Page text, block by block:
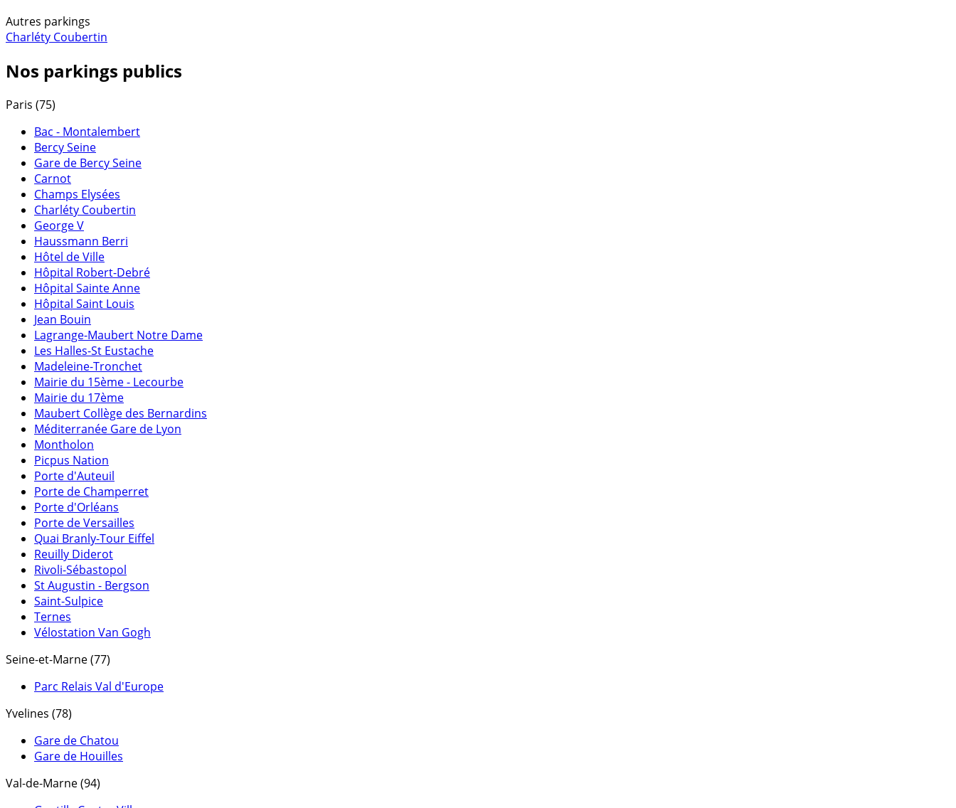
Autres parkings
Charléty Coubertin
Nos parkings publics
Paris (75)
Bac - Montalembert
Bercy Seine
Gare de Bercy Seine
Carnot
Champs Elysées
Charléty Coubertin
George V
Haussmann Berri
Hôtel de Ville
Hôpital Robert-Debré
Hôpital Sainte Anne
Hôpital Saint Louis
Jean Bouin
Lagrange-Maubert Notre Dame
Les Halles-St Eustache
Madeleine-Tronchet
Mairie du 15ème - Lecourbe
Mairie du 17ème
Maubert Collège des Bernardins
Méditerranée Gare de Lyon
Montholon
Picpus Nation
Porte d'Auteuil
Porte de Champerret
Porte d'Orléans
Porte de Versailles
Quai Branly-Tour Eiffel
Reuilly Diderot
Rivoli-Sébastopol
St Augustin - Bergson
Saint-Sulpice
Ternes
Vélostation Van Gogh
Seine-et-Marne (77)
Parc Relais Val d'Europe
Yvelines (78)
Gare de Chatou
Gare de Houilles
Val-de-Marne (94)